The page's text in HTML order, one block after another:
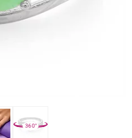
360°